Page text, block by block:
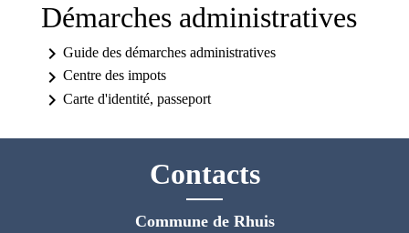
Démarches administratives
keyboard_arrow_right Guide des démarches administratives
keyboard_arrow_right Centre des impots
keyboard_arrow_right Carte d'identité, passeport
Contacts
Commune de Rhuis